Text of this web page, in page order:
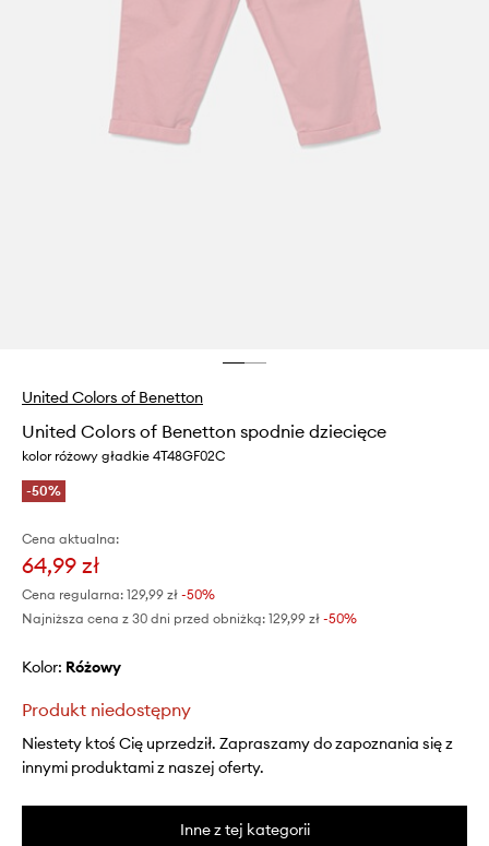
United Colors of Benetton
United Colors of Benetton spodnie dziecięce
kolor różowy gładkie 4T48GF02C
-50%
Cena aktualna:
64,99 zł
Cena regularna: 129,99 zł -50%
Najniższa cena z 30 dni przed obniżką: 129,99 zł -50%
Kolor: różowy
Produkt niedostępny
Niestety ktoś Cię uprzedził. Zapraszamy do zapoznania się z
innymi produktami z naszej oferty.
Inne z tej kategorii